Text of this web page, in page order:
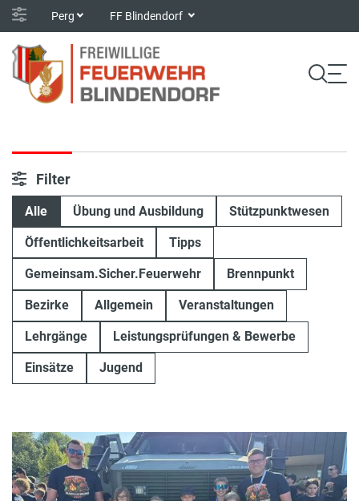
Perg FF Blindendorf
Filter
Alle Übung und Ausbildung Stützpunktwesen
Öffentlichkeitsarbeit Tipps
Gemeinsam.Sicher.Feuerwehr Brennpunkt
Bezirke Allgemein Veranstaltungen
Lehrgänge Leistungsprüfungen & Bewerbe
Einsätze Jugend